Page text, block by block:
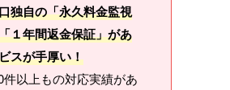
独自の「永久料金監視
１年間返金保証」があ
スが手厚い！
件以上もの対応実績があ